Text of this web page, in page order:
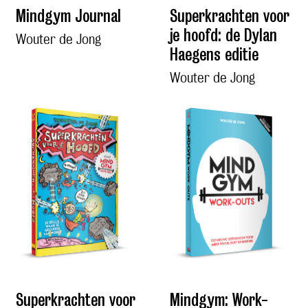
Mindgym Journal
Wouter de Jong
Superkrachten voor
je hoofd: de Dylan
Haegens editie
Wouter de Jong
Superkrachten voor Mindgym: Work-